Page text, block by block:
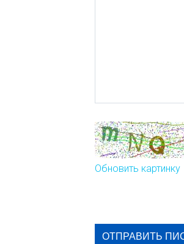
Обновить картинку